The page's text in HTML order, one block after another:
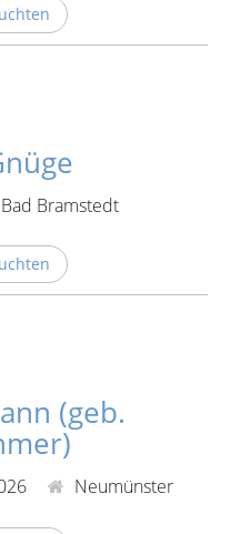
Bad Bramstedt
(geb.
Neumünster